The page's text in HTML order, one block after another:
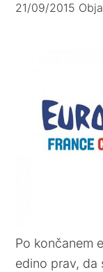
21/09/2015
Po končanem
edino prav, da